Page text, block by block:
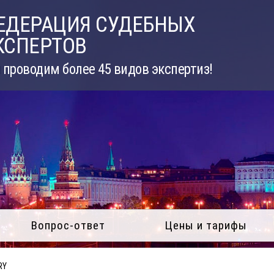
СУДЕБНЫХ
более 45 видов экспертиз!
Вопрос-ответ Цены и тарифы